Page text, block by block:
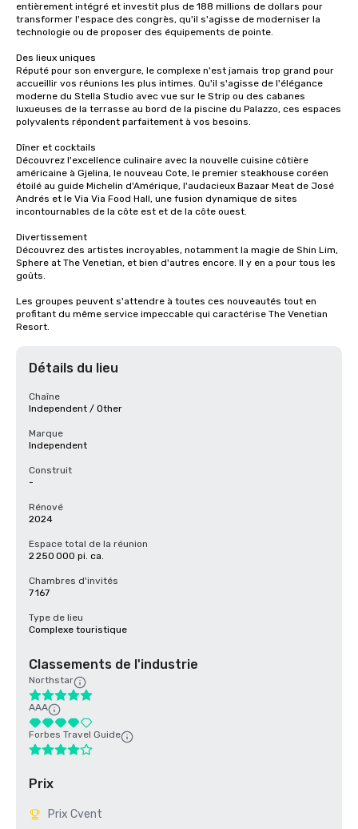
entièrement intégré et investit plus de 188 millions de dollars pour
transformer l'espace des congrès, qu'il s'agisse de moderniser la
technologie ou de proposer des équipements de pointe.
Des lieux uniques
Réputé pour son envergure, le complexe n'est jamais trop grand pour
accueillir vos réunions les plus intimes. Qu'il s'agisse de l'élégance
moderne du Stella Studio avec vue sur le Strip ou des cabanes
luxueuses de la terrasse au bord de la piscine du Palazzo, ces espaces
polyvalents répondent parfaitement à vos besoins.
Dîner et cocktails
Découvrez l'excellence culinaire avec la nouvelle cuisine côtière
américaine à Gjelina, le nouveau Cote, le premier steakhouse coréen
étoilé au guide Michelin d'Amérique, l'audacieux Bazaar Meat de José
Andrés et le Via Via Food Hall, une fusion dynamique de sites
incontournables de la côte est et de la côte ouest.
Divertissement
Découvrez des artistes incroyables, notamment la magie de Shin Lim,
Sphere at The Venetian, et bien d'autres encore. Il y en a pour tous les
goûts.
Les groupes peuvent s'attendre à toutes ces nouveautés tout en
profitant du même service impeccable qui caractérise The Venetian
Resort.
Détails du lieu
Chaîne
Independent / Other
Marque
Independent
Construit
-
Rénové
2024
Espace total de la réunion
2 250 000 pi. ca.
Chambres d'invités
7 167
Type de lieu
Complexe touristique
Classements de l'industrie
Northstar
AAA
Forbes Travel Guide
Prix
Prix Cvent